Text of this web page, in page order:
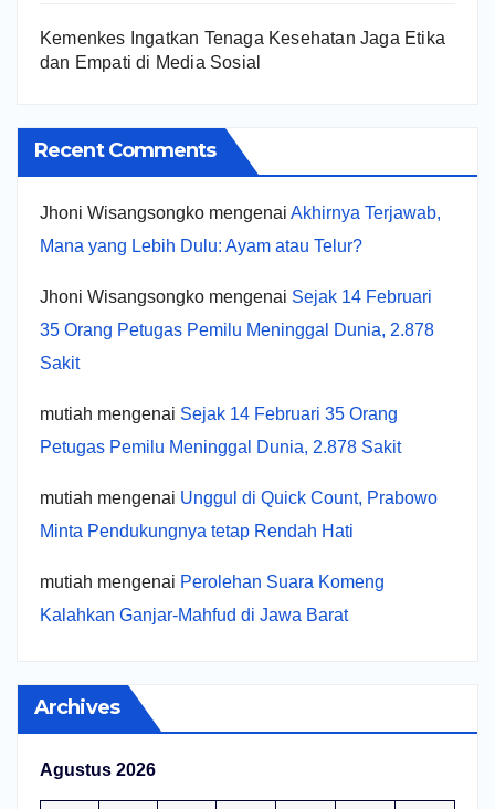
Kemenkes Ingatkan Tenaga Kesehatan Jaga Etika
dan Empati di Media Sosial
Recent Comments
Jhoni Wisangsongko mengenai Akhirnya Terjawab,
Mana yang Lebih Dulu: Ayam atau Telur?
Jhoni Wisangsongko mengenai Sejak 14 Februari
35 Orang Petugas Pemilu Meninggal Dunia, 2.878
Sakit
mutiah mengenai Sejak 14 Februari 35 Orang
Petugas Pemilu Meninggal Dunia, 2.878 Sakit
mutiah mengenai Unggul di Quick Count, Prabowo
Minta Pendukungnya tetap Rendah Hati
mutiah mengenai Perolehan Suara Komeng
Kalahkan Ganjar-Mahfud di Jawa Barat
Archives
Agustus 2026